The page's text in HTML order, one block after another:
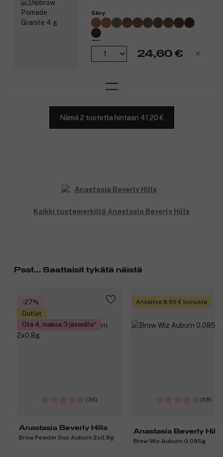
Sävy
24,60 €
Nämä 2 tuotetta hintaan 41,20 €
Kaikki tuotemerkiltä Anastasia Beverly Hills
Psst... Saattaisit tykätä näistä
-27%
Outlet
Ota 4, maksa 3 jäsenille
(36)
Anastasia Beverly Hills
Brow Powder Duo Auburn 2x0,8g
Ansaitse 8,85 € bonusta
(58)
Anastasia Beverly Hills
Brow Wiz Auburn 0,085g